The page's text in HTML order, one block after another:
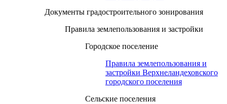
Документы градостроительного зонирования
Правила землепользования и застройки
Городское поселение
Правила землепользования и
застройки Верхнеландеховского
городского поселения
Сельские поселения